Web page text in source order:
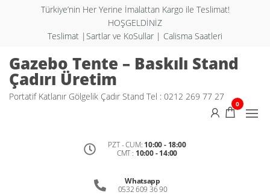
Türkiye’nin Her Yerine İmalattan Kargo ile Teslimat!
HOŞGELDİNİZ
Teslimat |Sartlar ve KoSullar | Calisma Saatleri
Gazebo Tente – Baskılı Stand
Çadırı Üretim
Portatif Katlanır Gölgelik Çadır Stand Tel : 0212 269 77 27
PZT - CUM: 10:00 - 18:00
CMT : 10:00 - 14:00
Whatsapp
0532 609 36 90
0